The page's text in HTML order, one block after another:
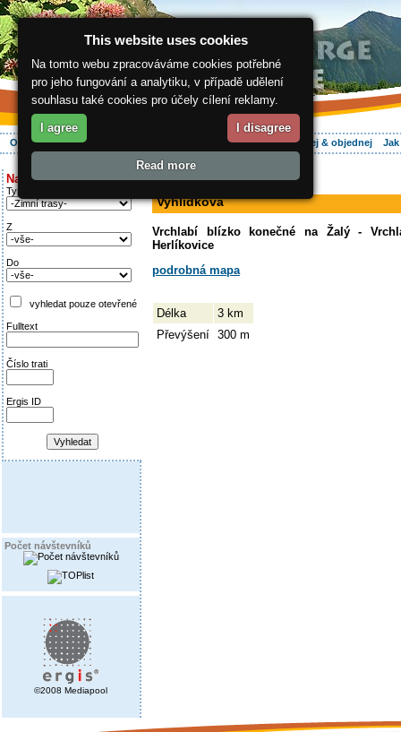
O regionu Aktivně Ubytování Hledej & objednej
Najděte si:
Typ trati
Z
Do
vyhledat pouze otevřené
Fulltext
Číslo trati
Ergis ID
Počet návštevníků
©2008 Mediapool
ergis.cz>
Vyhlídková
Vrchlabí blízko konečné na Žalý -
Herlíkovice
podrobná mapa
Délka
3 km
Převýšení 300 m
This website uses cookies
Na tomto webu zpracováváme cookies potřebné
pro jeho fungování a analytiku, v případě udělení
souhlasu také cookies pro účely cílení reklamy.
I agree I disagree
Read more